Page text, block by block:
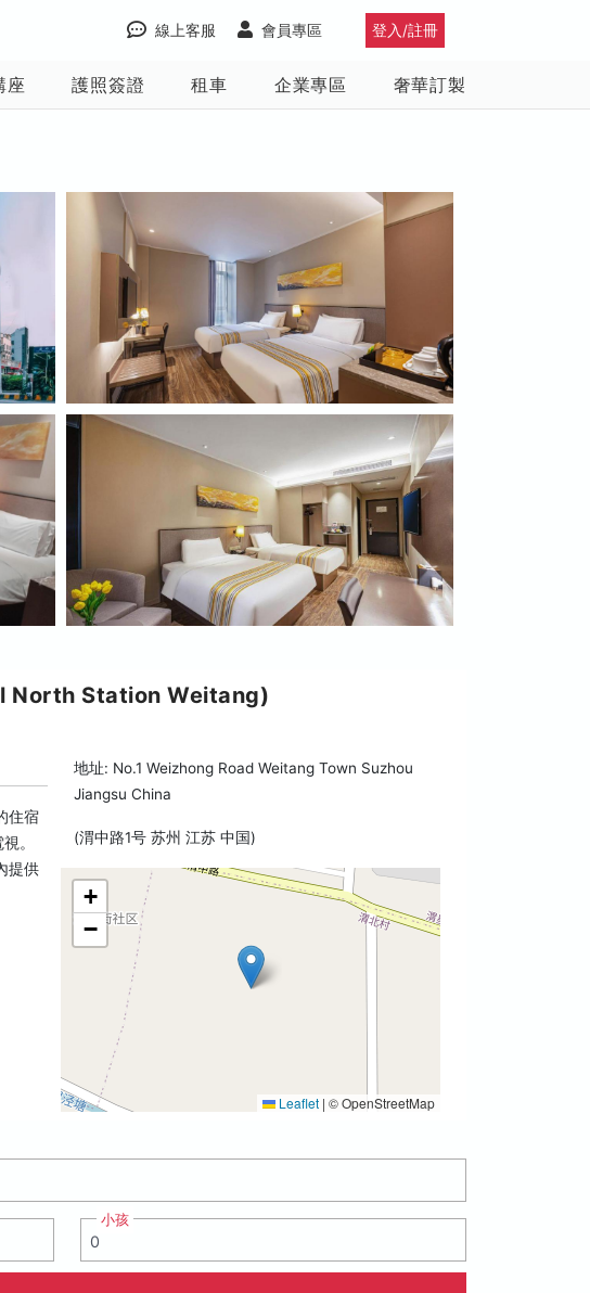
登入/註冊
會員專區
線上客服
座 護照簽證 租車 企業專區 奢華訂製
North Station Weitang)
住宿
。
提供
地址: No.1 Weizhong Road Weitang Town Suzhou
Jiangsu China
(渭中路1号 苏州 江苏 中国)
+
−
Leaflet | © OpenStreetMap
小孩